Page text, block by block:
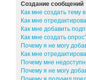
Создание сообщений
Как мне создать тему
Как мне
Как мне добавить
Как мне создать
Почему я не могу
Как мне
Почему мне
Почему я не могу